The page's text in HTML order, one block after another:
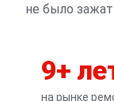
не было
9+
на рынке